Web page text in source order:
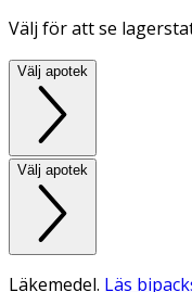
Välj för att se
Välj apotek
Välj apotek
Läkemedel. Läs